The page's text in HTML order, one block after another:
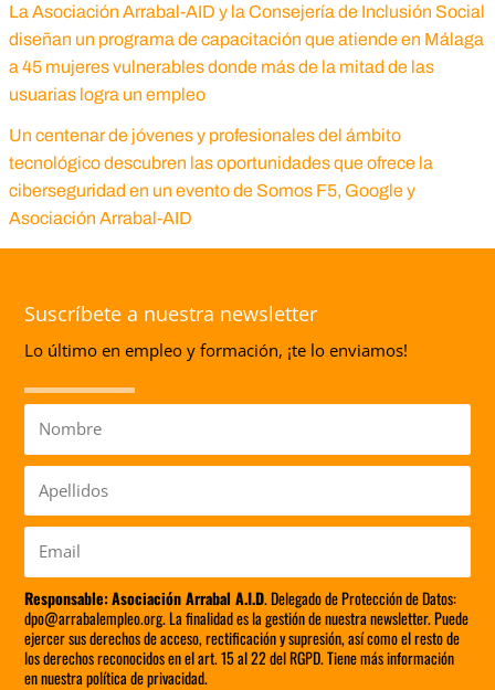
La Asociación Arrabal-AID y la Consejería de Inclusión Social
diseñan un programa de capacitación que atiende en Málaga
a 45 mujeres vulnerables donde más de la mitad de las
usuarias logra un empleo
Un centenar de jóvenes y profesionales del ámbito
tecnológico descubren las oportunidades que ofrece la
ciberseguridad en un evento de Somos F5, Google y
Asociación Arrabal-AID
Suscríbete a nuestra newsletter
Lo último en empleo y formación, ¡te lo enviamos!
Nombre
Apellidos
Email
Responsable: Asociación Arrabal A.I.D. Delegado de Protección de Datos:
dpo@arrabalempleo.org. La finalidad es la gestión de nuestra newsletter. Puede
ejercer sus derechos de acceso, rectificación y supresión, así como el resto de
los derechos reconocidos en el art. 15 al 22 del RGPD. Tiene más información
en nuestra política de privacidad.